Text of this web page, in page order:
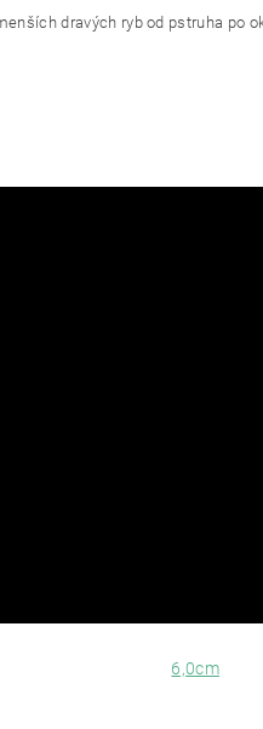
dravých ryb od pstruha po
6,0cm